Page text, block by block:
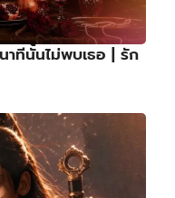
ทีนั้นไม่พบเธอ | รัก